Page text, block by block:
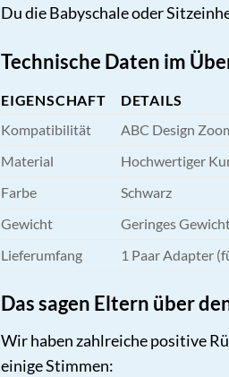
Du die Babyschale oder
Technische Daten im
EIGENSCHAFT
DETAILS
Kompatibilität
ABC Design
Material
Hochwertiger
Farbe
Schwarz
Gewicht
Geringes
Lieferumfang
1 Paar Adapter
Das sagen Eltern über
Wir haben zahlreiche positive
einige Stimmen: